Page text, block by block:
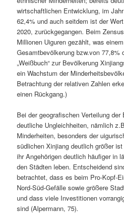
wirtschaftlichen Entwicklung, im
62,4% und auch seitdem ist der
2020, zurückgegangen. Beim
Millionen Uiguren gezählt, was
Gesamtbevölkerung bzw.von
„Weißbuch“ zur Bevölkerung
ein Wachstum der
Betrachtung der relativen Zahlen
einen Rückgang.)
Bei der geografischen Verteilung
deutliche Ungleichheiten, nämlich
Minderheiten, besonders der
südlichen Xinjiang deutlich größer
ihr Angehörigen deutlich häufiger in
den Städten leben. Entscheidend
betrachtet, dass es beim Pro-Kopf-
Nord-Süd-Gefälle sowie größere
und dass viele Investitionen
sind (Alpermann, 75).